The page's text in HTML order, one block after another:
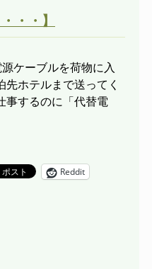
・・】
ケーブルを荷物に入
ホテルまで送ってく
事するのに「代替電
Reddit